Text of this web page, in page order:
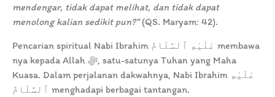
mendengar, tidak dapat melihat, dan tidak dapat
menolong kalian sedikit pun?”(QS. Maryam: 42).
Pencarian spiritual Nabi Ibrahim عَلَيْهِ ٱلسَّلَامُ membawa
nya kepada Allah ﷻ, satu-satunya Tuhan yang Maha
Kuasa. Dalam perjalanan dakwahnya, Nabi Ibrahim عَلَيْهِ
ٱلسَّلَامُ menghadapi berbagai tantangan.